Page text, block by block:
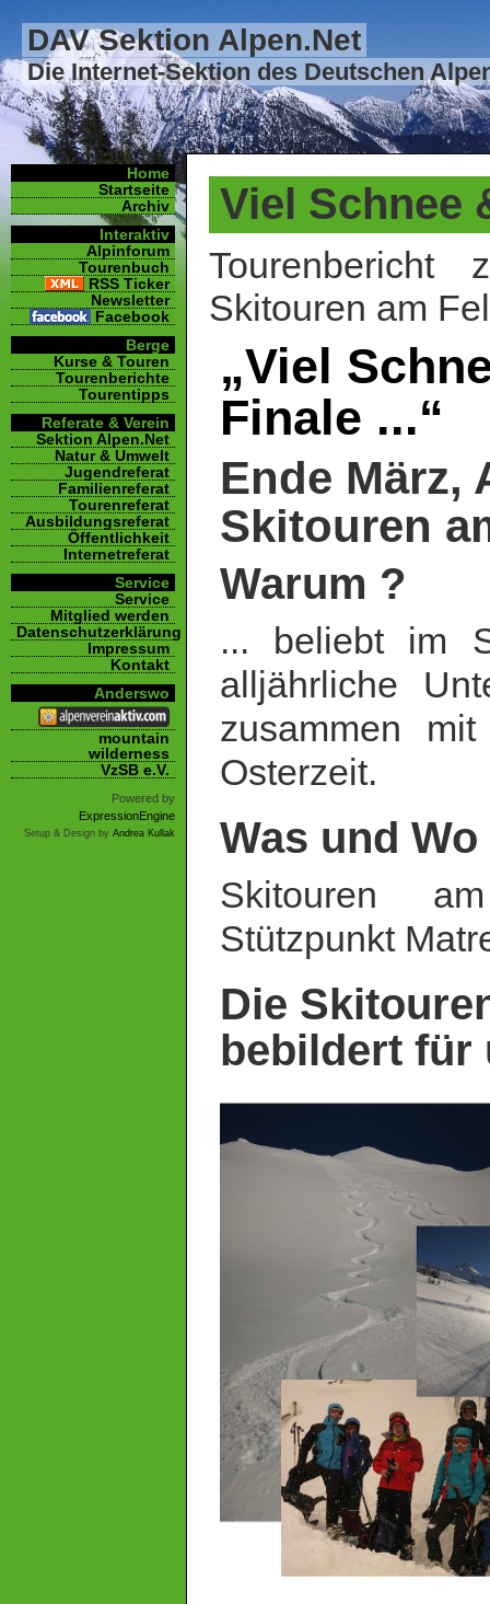
DAV Sektion Alpen.Net
Die Internet-Sektion des Deutschen
Viel Schnee
Tourenbericht
Skitouren am
„Viel
Finale ...“
Ende März,
Skitouren
Warum ?
... beliebt im
alljährliche
zusammen
Osterzeit.
Was und Wo
Skitouren
Stützpunkt
Die
bebildert für
Home
Startseite
Archiv
Interaktiv
Alpinforum
Tourenbuch
RSS Ticker
Newsletter
Facebook
Berge
Kurse & Touren
Tourenberichte
Tourentipps
Referate & Verein
Sektion Alpen.Net
Natur & Umwelt
Jugendreferat
Familienreferat
Tourenreferat
Ausbildungsreferat
Öffentlichkeit
Internetreferat
Service
Service
Mitglied werden
Datenschutzerklärung
Impressum
Kontakt
Anderswo
mountain
wilderness
VzSB e.V.
Powered by
ExpressionEngine
Setup & Design by Andrea Kullak